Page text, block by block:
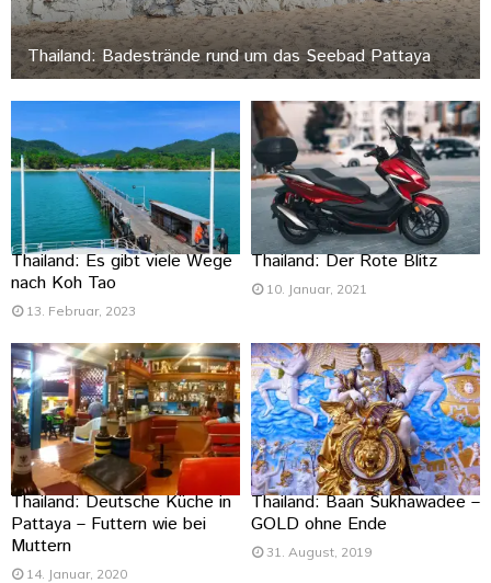
Thailand: Badestrände rund um das Seebad Pattaya
Thailand: Es gibt viele Wege
nach Koh Tao
13. Februar, 2023
Thailand: Der Rote Blitz
10. Januar, 2021
Thailand: Deutsche Küche in
Pattaya – Futtern wie bei
Muttern
14. Januar, 2020
Thailand: Baan Sukhawadee –
GOLD ohne Ende
31. August, 2019